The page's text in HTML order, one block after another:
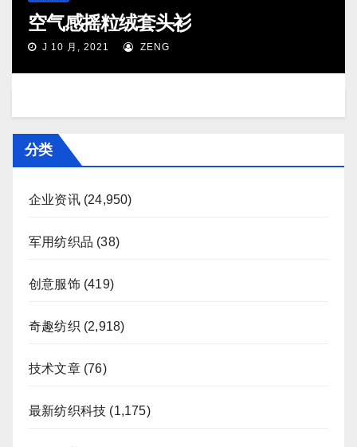
空气感摇粒绒套头衫
J 10 月, 2021 ZENG
分类
企业资讯(24,950)
军用纺织品 (38)
创意服饰(419)
奇趣纺织 (2,918)
技术文章(76)
最新纺织科技 (1,175)